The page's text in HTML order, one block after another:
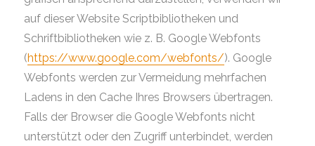
auf dieser Website Scriptbibliotheken und
Schriftbibliotheken wie z. B. Google Webfonts
(https://www.google.com/webfonts/). Google
Webfonts werden zur Vermeidung mehrfachen
Ladens in den Cache Ihres Browsers übertragen.
Falls der Browser die Google Webfonts nicht
unterstützt oder den Zugriff unterbindet, werden